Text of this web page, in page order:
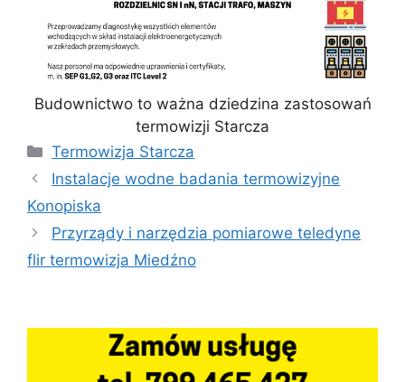
Budownictwo to ważna dziedzina zastosowań
termowizji Starcza
Kategorie
Termowizja Starcza
Instalacje wodne badania termowizyjne
Konopiska
Przyrządy i narzędzia pomiarowe teledyne
flir termowizja Miedźno